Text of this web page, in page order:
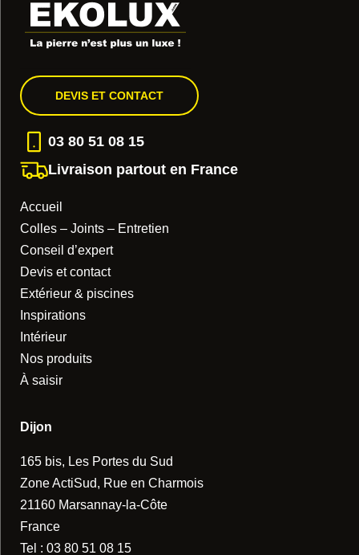
DEVIS ET CONTACT
03 80 51 08 15
Livraison partout en France
Accueil
Colles – Joints – Entretien
Conseil d’expert
Devis et contact
Extérieur & piscines
Inspirations
Intérieur
Nos produits
À saisir
Dijon
165 bis, Les Portes du Sud
Zone ActiSud, Rue en Charmois
21160 Marsannay-la-Côte
France
Tel : 03 80 51 08 15